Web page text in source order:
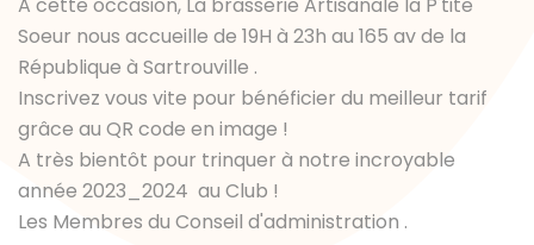
Soeur nous accueille de 19H à 23h au 165 av de la
République à Sartrouville .
Inscrivez vous vite pour bénéficier du meilleur tarif
grâce au QR code en image !
A très bientôt pour trinquer à notre incroyable
année 2023_2024 au Club !
Les Membres du Conseil d'administration .